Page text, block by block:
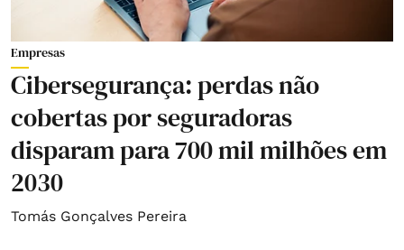
Empresas
Cibersegurança: perdas não
cobertas por seguradoras
disparam para 700 mil milhões em
2030
Tomás Gonçalves Pereira